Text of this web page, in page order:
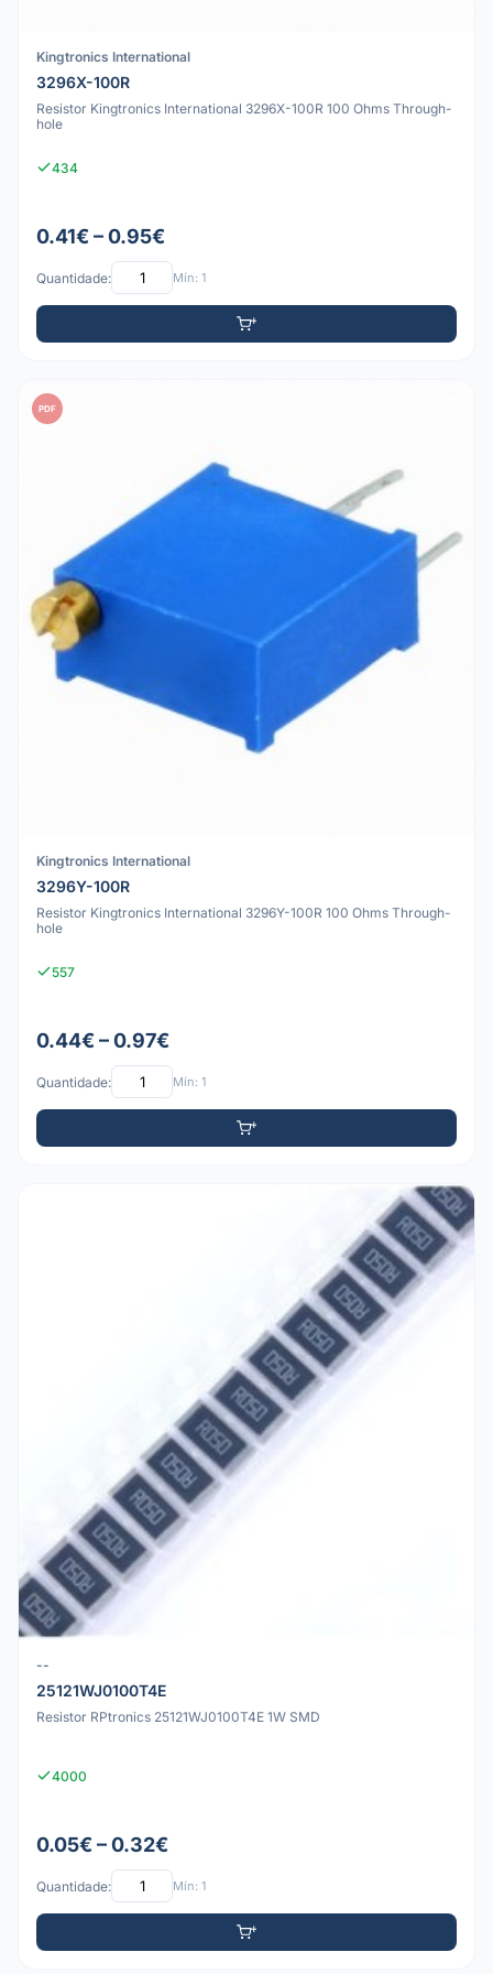
Kingtronics International
3296X-100R
Resistor Kingtronics International 3296X-100R 100 Ohms Through-
hole
434
0.41€ – 0.95€
Quantidade: Mín: 1
PDF
Kingtronics International
3296Y-100R
Resistor Kingtronics International 3296Y-100R 100 Ohms Through-
hole
557
0.44€ – 0.97€
Quantidade: Mín: 1
--
25121WJ0100T4E
Resistor RPtronics 25121WJ0100T4E 1W SMD
4000
0.05€ – 0.32€
Quantidade: Mín: 1